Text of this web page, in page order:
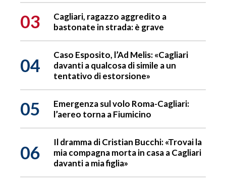
03
Cagliari, ragazzo aggredito a
bastonate in strada: è grave
04
Caso Esposito, l’Ad Melis: «Cagliari
davanti a qualcosa di simile a un
tentativo di estorsione»
05
Emergenza sul volo Roma-Cagliari:
l’aereo torna a Fiumicino
06
Il dramma di Cristian Bucchi: «Trovai la
mia compagna morta in casa a Cagliari
davanti a mia figlia»